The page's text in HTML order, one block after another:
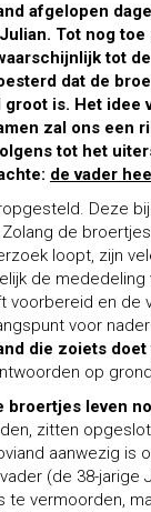
afgelopen
Tot nog
tot
dat de
groot is. Het idee
zal ons een
tot het
de vader
Deze
Zolang de
loopt, zijn
de
voorbereid en de
voor
die zoiets
op
broertjes leven
zitten
aanwezig is
(de 38-
vermoorden,